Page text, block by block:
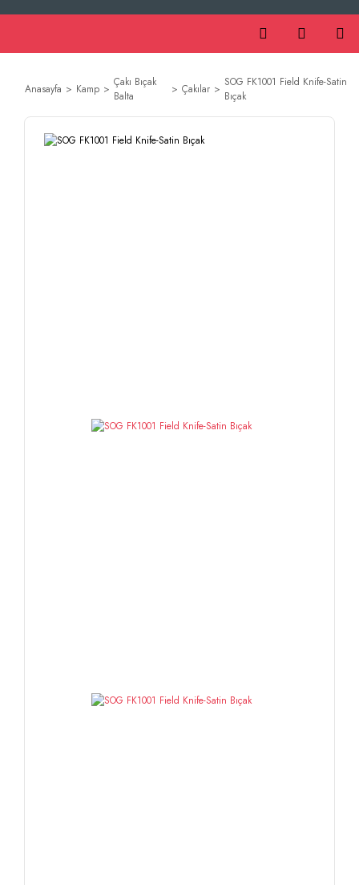
Anasayfa Kamp
Çakı Bıçak
Balta
Çakılar
SOG FK1001 Field Knife-Satin
Bıçak